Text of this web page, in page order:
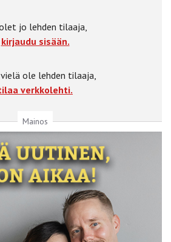
jo lehden tilaaja,
kirjaudu sisään.
ole lehden tilaaja,
verkkolehti.
Mainos